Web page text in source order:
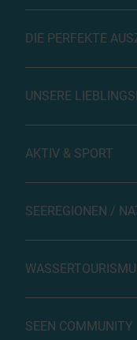
DIE PERFEKTE
UNSERE
AKTIV & SPORT
SEEREGIONEN /
SEEN COMMUNITY